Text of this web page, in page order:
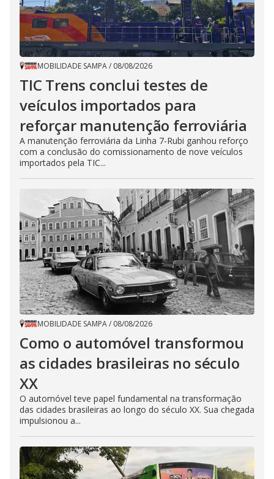
MOBILIDADE SAMPA/ 08/08/2026
TIC Trens conclui testes de
veículos importados para
reforçar manutenção ferroviária
A manutenção ferroviária da Linha 7-Rubi ganhou reforço
com a conclusão do comissionamento de nove veículos
importados pela TIC...
MOBILIDADE SAMPA/ 08/08/2026
Como o automóvel transformou
as cidades brasileiras no século
XX
O automóvel teve papel fundamental na transformação
das cidades brasileiras ao longo do século XX. Sua chegada
impulsionou a...